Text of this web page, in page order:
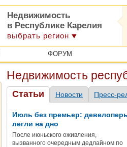
Недвижимость
в Республике Карелия
выбрать регион
ФОРУМ
Недвижимость
Статьи Новости Пресс-
Июль без премьер:
легли на дно
После июньского оживления,
вызванного очередным дедлайном по